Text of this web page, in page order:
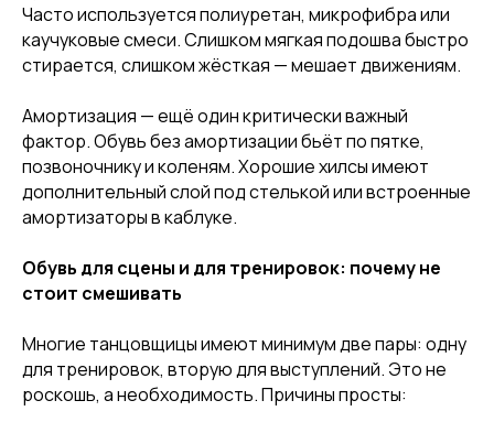
Часто используется полиуретан, микрофибра или
каучуковые смеси. Слишком мягкая подошва быстро
стирается, слишком жёсткая — мешает движениям.
Амортизация — ещё один критически важный
фактор. Обувь без амортизации бьёт по пятке,
позвоночнику и коленям. Хорошие хилсы имеют
дополнительный слой под стелькой или встроенные
амортизаторы в каблуке.
Обувь для сцены и для тренировок: почему не
стоит смешивать
Многие танцовщицы имеют минимум две пары: одну
для тренировок, вторую для выступлений. Это не
роскошь, а необходимость. Причины просты:
[ DISCOUNTS ]
АКЦИИ